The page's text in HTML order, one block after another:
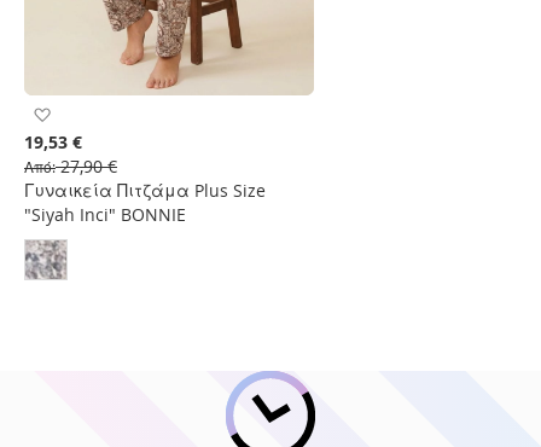
στη
Λίστα
Επιθυμιών
Γυναικεία Πιτζάμα Plus Size
"Siyah Inci" BONNIE
19,53 €
Από 27,90 €